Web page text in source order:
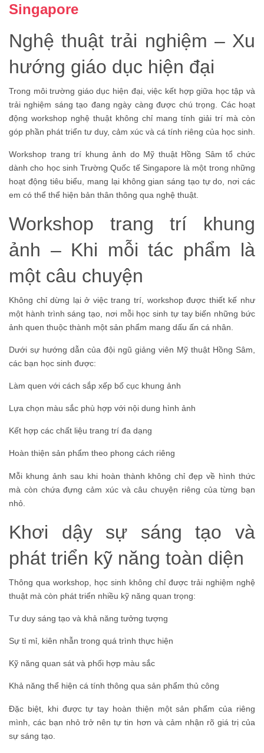
Singapore
Nghệ thuật trải nghiệm – Xu
hướng giáo dục hiện đại
Trong môi trường giáo dục hiện đại, việc kết hợp giữa học tập và
trải nghiệm sáng tạo đang ngày càng được chú trọng. Các hoạt
động workshop nghệ thuật không chỉ mang tính giải trí mà còn
góp phần phát triển tư duy, cảm xúc và cá tính riêng của học sinh.
Workshop trang trí khung ảnh do Mỹ thuật Hồng Sâm tổ chức
dành cho học sinh Trường Quốc tế Singapore là một trong những
hoạt động tiêu biểu, mang lại không gian sáng tạo tự do, nơi các
em có thể thể hiện bản thân thông qua nghệ thuật.
Workshop trang trí khung
ảnh – Khi mỗi tác phẩm là
một câu chuyện
Không chỉ dừng lại ở việc trang trí, workshop được thiết kế như
một hành trình sáng tạo, nơi mỗi học sinh tự tay biến những bức
ảnh quen thuộc thành một sản phẩm mang dấu ấn cá nhân.
Dưới sự hướng dẫn của đội ngũ giảng viên Mỹ thuật Hồng Sâm,
các bạn học sinh được:
Làm quen với cách sắp xếp bố cục khung ảnh
Lựa chọn màu sắc phù hợp với nội dung hình ảnh
Kết hợp các chất liệu trang trí đa dạng
Hoàn thiện sản phẩm theo phong cách riêng
Mỗi khung ảnh sau khi hoàn thành không chỉ đẹp về hình thức
mà còn chứa đựng cảm xúc và câu chuyện riêng của từng bạn
nhỏ.
Khơi dậy sự sáng tạo và
phát triển kỹ năng toàn diện
Thông qua workshop, học sinh không chỉ được trải nghiệm nghệ
thuật mà còn phát triển nhiều kỹ năng quan trọng:
Tư duy sáng tạo và khả năng tưởng tượng
Sự tỉ mỉ, kiên nhẫn trong quá trình thực hiện
Kỹ năng quan sát và phối hợp màu sắc
Khả năng thể hiện cá tính thông qua sản phẩm thủ công
Đặc biệt, khi được tự tay hoàn thiện một sản phẩm của riêng
mình, các bạn nhỏ trở nên tự tin hơn và cảm nhận rõ giá trị của
sự sáng tạo.